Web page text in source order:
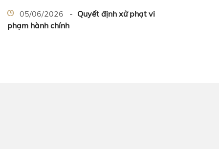
05/06/2026 - Quyết định xử phạt vi
phạm hành chính